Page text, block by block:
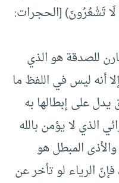
تَشْعُرُونَ) [الحجرات:
للصدقة هو الذي
أنه ليس في اللفظ ما
يدل على إبطالها به
الذي لا يؤمن بالله
المبطل هو
الرياء لو تأخر عن